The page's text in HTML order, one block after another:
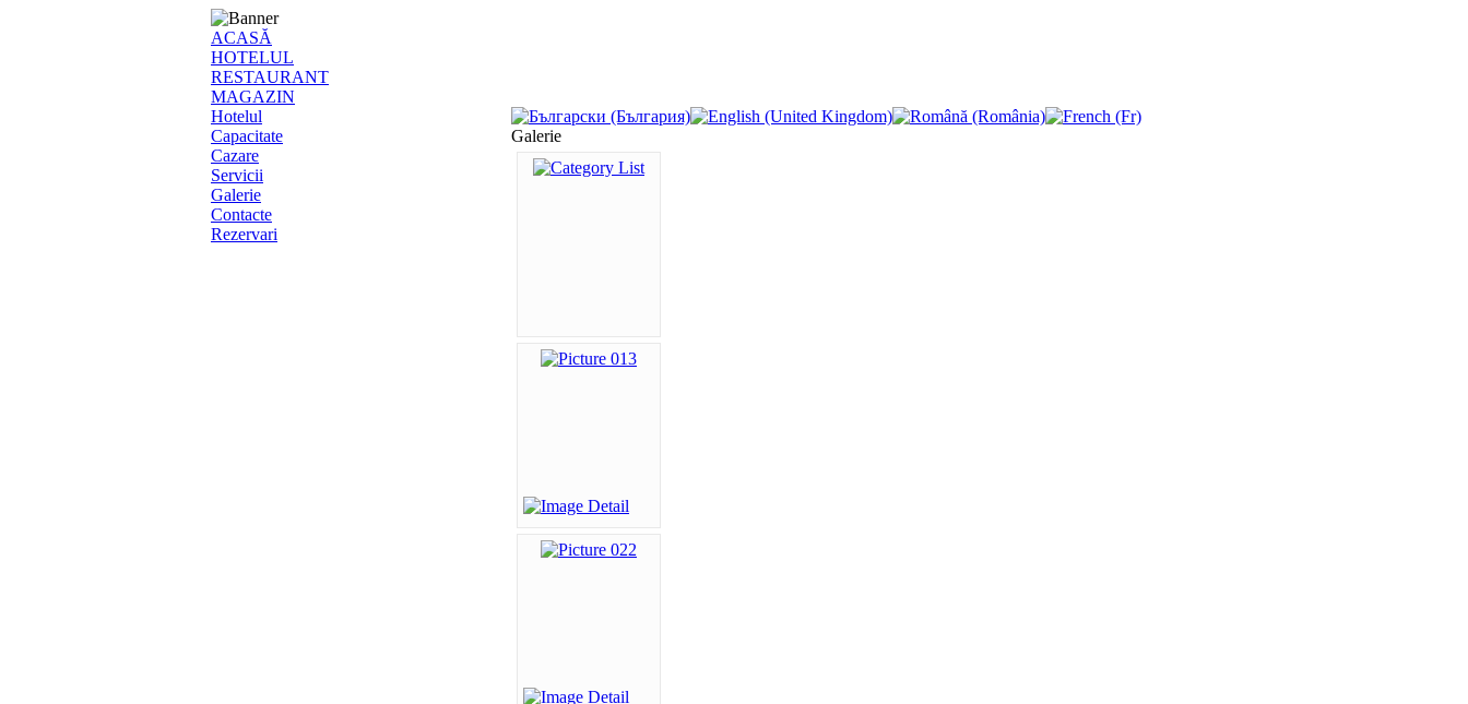
ACASĂ
HOTELUL
RESTAURANT
MAGAZIN
Hotelul
Capacitate
Cazare
Servicii
Galerie
Contacte
Rezervari
Galerie